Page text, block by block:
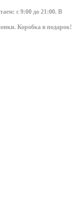
с 9:00 до 21:00. В
Коробка в подарок!